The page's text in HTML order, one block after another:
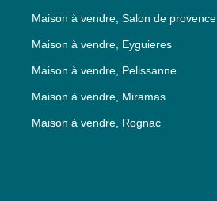
Maison à vendre, Salon de provence
Maison à vendre, Eyguieres
Maison à vendre, Pelissanne
Maison à vendre, Miramas
Maison à vendre, Rognac